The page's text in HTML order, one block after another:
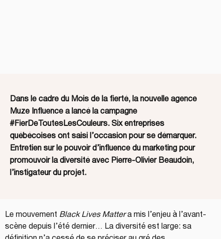
Dans le cadre du Mois de la fierté, la nouvelle agence
Muze Influence a lancé la campagne
#FierDeToutesLesCouleurs. Six entreprises
québécoises ont saisi l’occasion pour se démarquer.
Entretien sur le pouvoir d’influence du marketing pour
promouvoir la diversité avec Pierre-Olivier Beaudoin,
l’instigateur du projet.
Le mouvement Black Lives Matter a mis l’enjeu à l’avant-
scène depuis l’été dernier… La diversité est large: sa